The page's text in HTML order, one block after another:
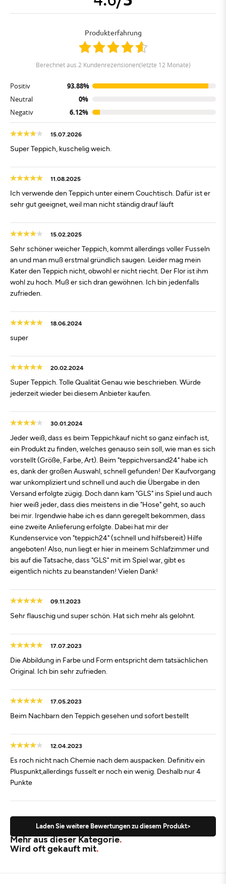
Produkterfahrung
berechnet aus 2 Kundenrezensionen(letzte 12 Monate)
Positiv
93.88%
Neutral
0%
Negativ
6.12%
15.07.2026
Super Teppich, kuschelig weich.
11.08.2025
Ich verwende den Teppich unter einem Couchtisch. Dafür ist er
sehr gut geeignet, weil man nicht ständig drauf läuft
15.02.2025
Sehr schöner weicher Teppich, kommt allerdings voller Fusseln
an und man muß erstmal gründlich saugen. Leider mag mein
Kater den Teppich nicht, obwohl er nicht riecht. Der Flor ist ihm
wohl zu hoch. Muß er sich dran gewöhnen. Ich bin jedenfalls
zufrieden.
18.06.2024
super
20.02.2024
Super Teppich. Tolle Qualität Genau wie beschrieben. Würde
jederzeit wieder bei diesem Anbieter kaufen.
30.01.2024
Jeder weiß, dass es beim Teppichkauf nicht so ganz einfach ist,
ein Produkt zu finden, welches genauso sein soll, wie man es sich
vorstellt (Größe, Farbe, Art). Beim "teppichversand24" habe ich
es, dank der großen Auswahl, schnell gefunden! Der Kaufvorgang
war unkompliziert und schnell und auch die Übergabe in den
Versand erfolgte zügig. Doch dann kam "GLS" ins Spiel und auch
hier weiß jeder, dass dies meistens in die "Hose" geht, so auch
bei mir. Irgendwie habe ich es dann geregelt bekommen, dass
eine zweite Anlieferung erfolgte. Dabei hat mir der
Kundenservice von "teppich24" (schnell und hilfsbereit) Hilfe
angeboten! Also, nun liegt er hier in meinem Schlafzimmer und
bis auf die Tatsache, dass "GLS" mit im Spiel war, gibt es
eigentlich nichts zu beanstanden! Vielen Dank!
09.11.2023
Sehr flauschig und super schön. Hat sich mehr als gelohnt.
17.07.2023
Die Abbildung in Farbe und Form entspricht dem tatsächlichen
Original. Ich bin sehr zufrieden.
17.05.2023
Beim Nachbarn den Teppich gesehen und sofort bestellt
12.04.2023
Es roch nicht nach Chemie nach dem auspacken. Definitiv ein
Pluspunkt,allerdings fusselt er noch ein wenig. Deshalb nur 4
Punkte
Laden Sie weitere Bewertungen zu diesem Produkt>
Mehr aus dieser Kategorie
Wird oft gekauft mit